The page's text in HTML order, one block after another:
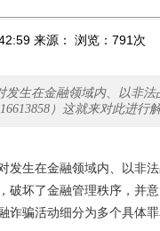
来源： 浏览： 791 次
生在金融领域内、以非
）这就来对此进行解
发生在金融领域内、以非
坏了金融管理秩序，并意
骗活动细分为多个具体罪